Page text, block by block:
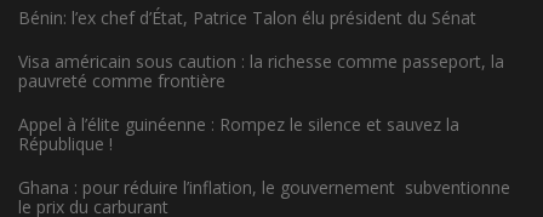
Bénin: l’ex chef d’État, Patrice Talon élu président du Sénat
Visa américain sous caution : la richesse comme passeport, la
pauvreté comme frontière
Appel à l’élite guinéenne : Rompez le silence et sauvez la
République !
Ghana : pour réduire l’inflation, le gouvernement subventionne
le prix du carburant